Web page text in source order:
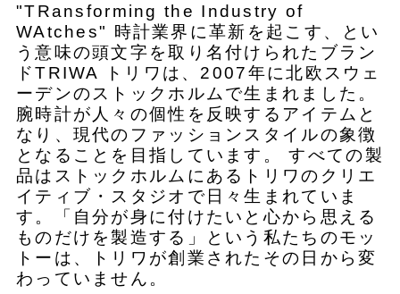
"TRansforming the Industry of
WAtches" 時計業界に革新を起こす、とい
う意味の頭文字を取り名付けられたブラン
ドTRIWA トリワは、2007年に北欧スウェ
ーデンのストックホルムで生まれました。
腕時計が人々の個性を反映するアイテムと
なり、現代のファッションスタイルの象徴
となることを目指しています。 すべての製
品はストックホルムにあるトリワのクリエ
イティブ・スタジオで日々生まれていま
す。「自分が身に付けたいと心から思える
ものだけを製造する」という私たちのモッ
トーは、トリワが創業されたその日から変
わっていません。